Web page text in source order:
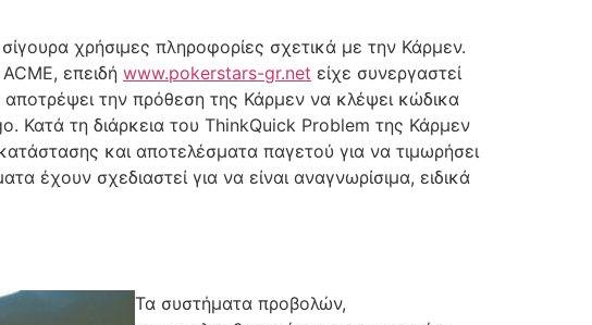
χρήσιμες πληροφορίες σχετικά με την Κάρμεν.
επειδή www.pokerstars-gr.net είχε συνεργαστεί
την πρόθεση της Κάρμεν να κλέψει κώδικα
Κατά τη διάρκεια του ThinkQuick Problem της Κάρμεν
και αποτελέσματα παγετού για να τιμωρήσει
έχουν σχεδιαστεί για να είναι αναγνωρίσιμα, ειδικά
Τα συστήματα προβολών,